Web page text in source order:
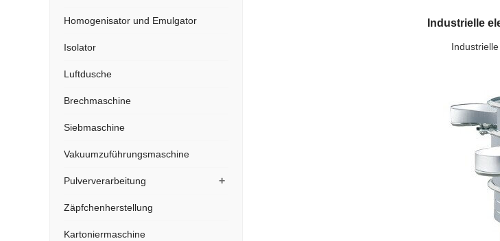
Industrielle
Homogenisator und Emulgator
Isolator
Luftdusche
Brechmaschine
Siebmaschine
Vakuumzuführungsmaschine
+
Pulververarbeitung
Zäpfchenherstellung
Kartoniermaschine